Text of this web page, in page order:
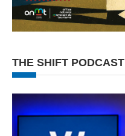
THE SHIFT PODCAST